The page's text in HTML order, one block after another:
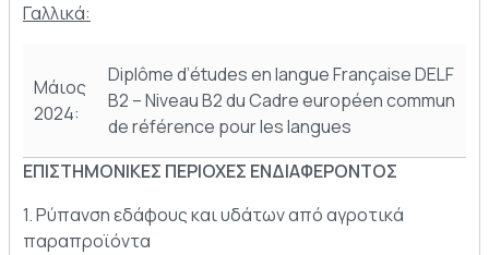
Γαλλικά:
Μάιος
2024:
Diplôme d’études en langue Française DELF
B2 – Niveau B2 du Cadre européen commun
de référence pour les langues
EΠIΣTHMONIKEΣ ΠEPIOXEΣ ENΔIAΦEPONTOΣ
1. Ρύπανση εδάφους και υδάτων από αγροτικά
παραπροϊόντα